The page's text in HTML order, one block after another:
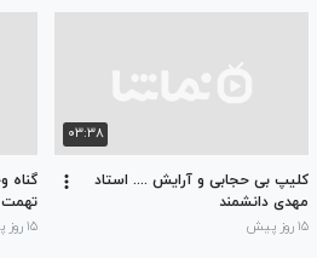
۰۳:۳۸
کلیپ بی حجابی و آرایش .... استاد
مهدی دانشمند
۱۵ روز پیش
گناه
تهمت
۱۵ روز پیش